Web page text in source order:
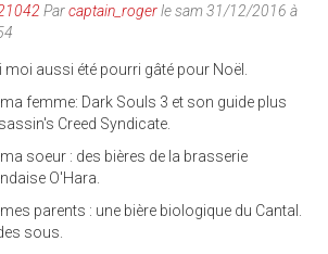
Parcaptain_rogerle sam 31/12/2016 à
moi aussi été pourri gâté pour Noël.
ma femme: Dark Souls 3 et son guide plus
Creed Syndicate.
ma soeur : des bières de la brasserie
O'Hara.
parents : une bière biologique du Cantal.
sous.